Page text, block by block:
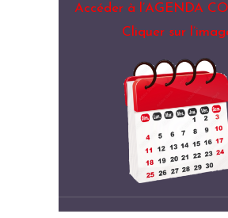
Accéder à l’AGENDA
Cliquer sur